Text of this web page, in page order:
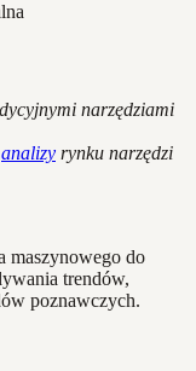
narzędziami
analizy rynku narzędzi
maszynowego do
trendów,
poznawczych.